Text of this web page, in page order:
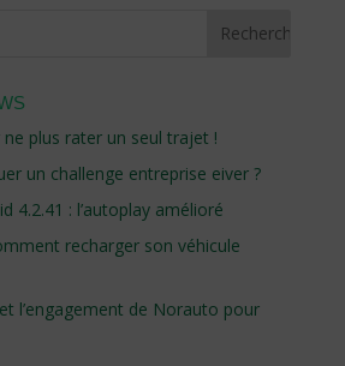
ne plus rater un seul trajet !
un challenge entreprise eiver ?
4.2.41 : l’autoplay amélioré
recharger son véhicule
l’engagement de Norauto pour